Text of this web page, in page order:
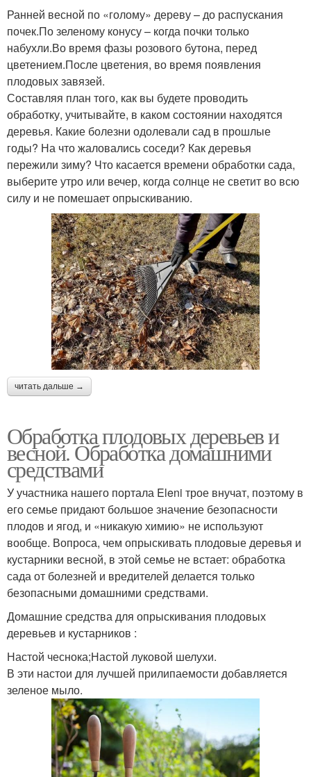
Ранней весной по «голому» дереву – до распускания
почек.По зеленому конусу – когда почки только
набухли.Во время фазы розового бутона, перед
цветением.После цветения, во время появления
плодовых завязей.
Составляя план того, как вы будете проводить
обработку, учитывайте, в каком состоянии находятся
деревья. Какие болезни одолевали сад в прошлые
годы? На что жаловались соседи? Как деревья
пережили зиму? Что касается времени обработки сада,
выберите утро или вечер, когда солнце не светит во всю
силу и не помешает опрыскиванию.
читать дальше →
Обработка плодовых деревьев и
весной. Обработка домашними
средствами
У участника нашего портала Eleni трое внучат, поэтому в
его семье придают большое значение безопасности
плодов и ягод, и «никакую химию» не используют
вообще. Вопроса, чем опрыскивать плодовые деревья и
кустарники весной, в этой семье не встает: обработка
сада от болезней и вредителей делается только
безопасными домашними средствами.
Домашние средства для опрыскивания плодовых
деревьев и кустарников :
Настой чеснока;Настой луковой шелухи.
В эти настои для лучшей прилипаемости добавляется
зеленое мыло.